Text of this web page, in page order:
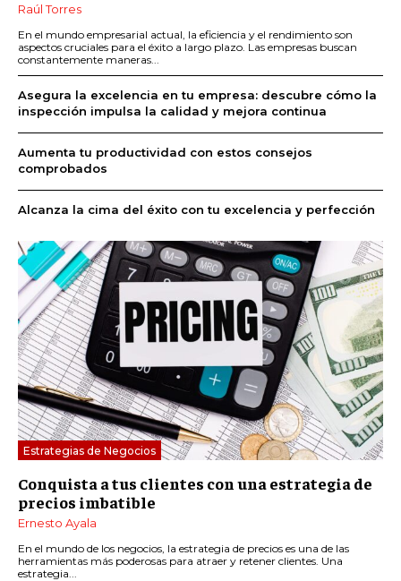
Raúl Torres
En el mundo empresarial actual, la eficiencia y el rendimiento son
aspectos cruciales para el éxito a largo plazo. Las empresas buscan
constantemente maneras...
Asegura la excelencia en tu empresa: descubre cómo la
inspección impulsa la calidad y mejora continua
Aumenta tu productividad con estos consejos
comprobados
Alcanza la cima del éxito con tu excelencia y perfección
Estrategias de Negocios
Conquista a tus clientes con una estrategia de
precios imbatible
Ernesto Ayala
En el mundo de los negocios, la estrategia de precios es una de las
herramientas más poderosas para atraer y retener clientes. Una
estrategia...